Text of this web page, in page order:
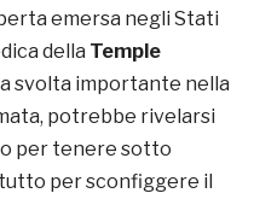
emersa negli Stati
della Temple
svolta importante nella
potrebbe rivelarsi
per tenere sotto
per sconfiggere il